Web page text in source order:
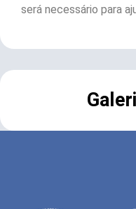
será necessário para